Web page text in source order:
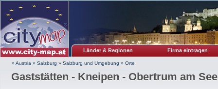
Länder & Regionen Firma eintragen
» Austria » Salzburg » Salzburg und Umgebung » Orte
Gaststätten - Kneipen - Obertrum am See